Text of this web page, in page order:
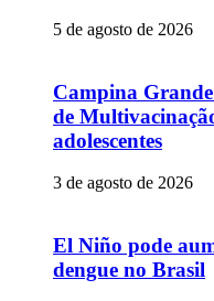
5 de agosto de 2026
Campina
de
adolescentes
3 de agosto de 2026
El Niño pode
dengue no Brasil